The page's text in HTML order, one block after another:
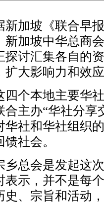
坡《联合早报
新加坡中华总商
探讨汇集各自的
扩大影响力和效应
本地主要华社
合主办“华社分享
华社和华社组织
社会。
会是发起这次
表示，并不是每
史、宗旨和活动